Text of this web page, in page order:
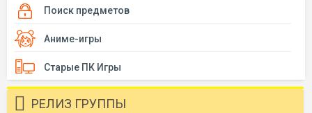
Поиск предметов
Аниме-игры
Старые ПК Игры
РЕЛИЗ ГРУППЫ